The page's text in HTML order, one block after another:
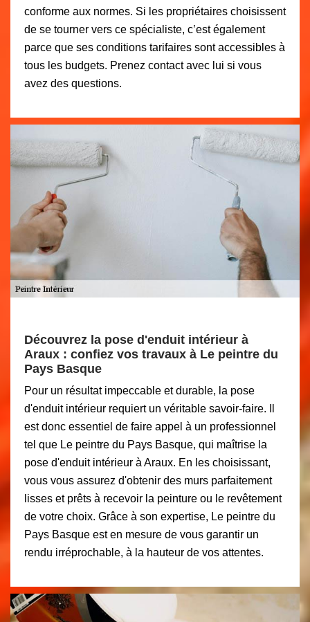
conforme aux normes. Si les propriétaires choisissent
de se tourner vers ce spécialiste, c’est également
parce que ses conditions tarifaires sont accessibles à
tous les budgets. Prenez contact avec lui si vous
avez des questions.
Découvrez la pose d'enduit intérieur à
Araux : confiez vos travaux à Le peintre du
Pays Basque
Pour un résultat impeccable et durable, la pose
d'enduit intérieur requiert un véritable savoir-faire. Il
est donc essentiel de faire appel à un professionnel
tel que Le peintre du Pays Basque, qui maîtrise la
pose d'enduit intérieur à Araux. En les choisissant,
vous vous assurez d'obtenir des murs parfaitement
lisses et prêts à recevoir la peinture ou le revêtement
de votre choix. Grâce à son expertise, Le peintre du
Pays Basque est en mesure de vous garantir un
rendu irréprochable, à la hauteur de vos attentes.